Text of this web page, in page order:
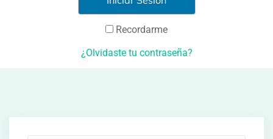
Recordarme
¿Olvidaste tu contraseña?